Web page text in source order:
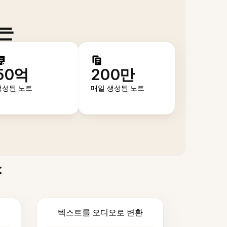
억
성된 노트
200만
매일 생성된 노트
텍스트를 오디오로 변환